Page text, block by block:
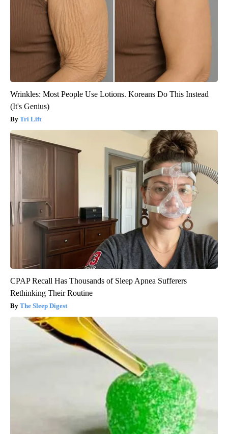
Wrinkles: Most People Use Lotions. Koreans Do This Instead
(It's Genius)
Tri Lift
CPAP Recall Has Thousands of Sleep Apnea Sufferers
Rethinking Their Routine
The Sleep Digest